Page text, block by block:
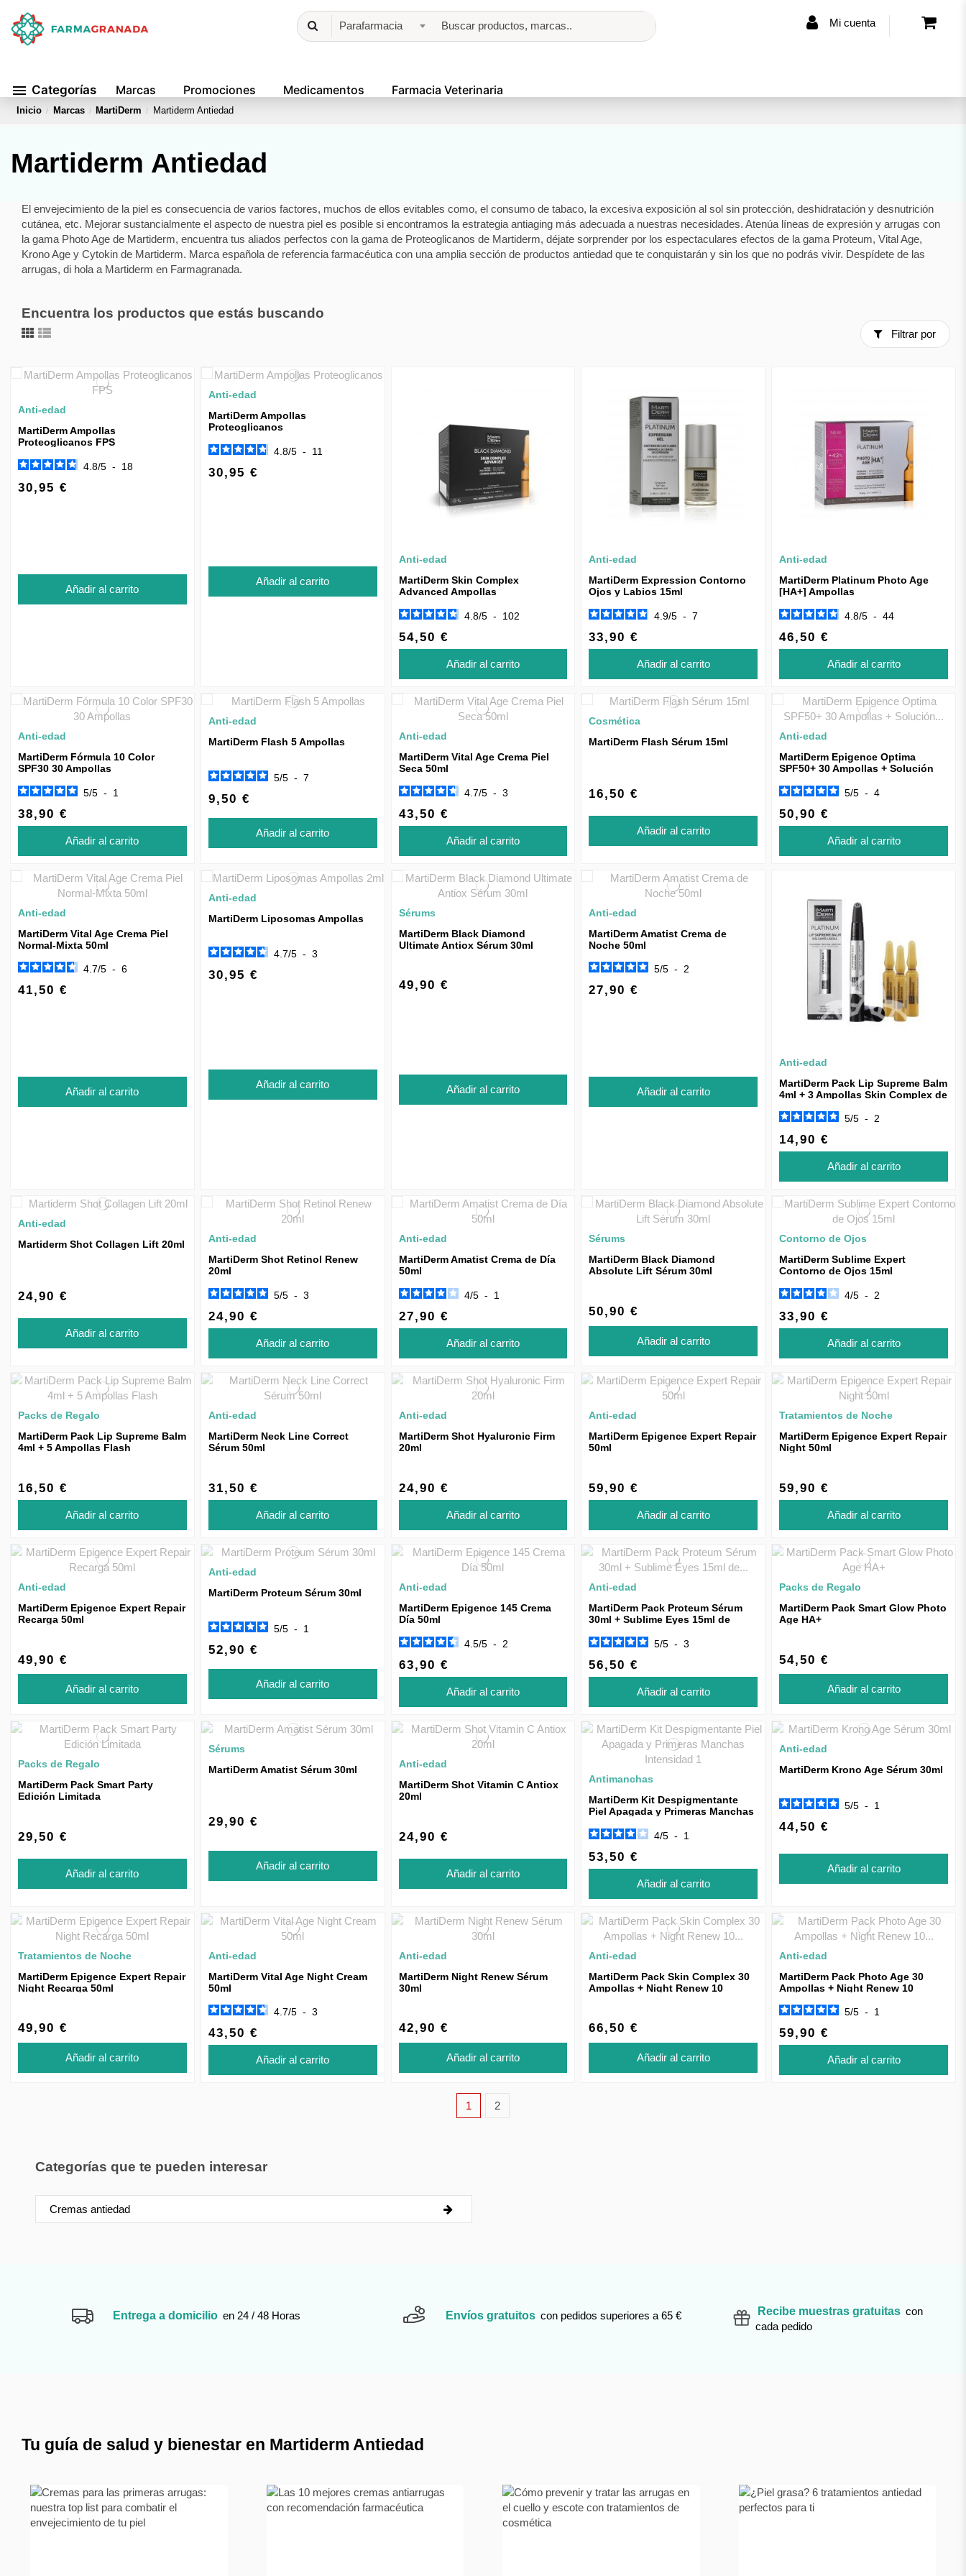
menu Categorías Marcas Promociones Medicamentos Farmacia Veterinaria
Parafarmacia Mi cuenta
Inicio Marcas MartiDerm Martiderm Antiedad
Martiderm Antiedad
El envejecimiento de la piel es consecuencia de varios factores, muchos de ellos evitables como, el consumo de tabaco, la excesiva exposición al sol sin protección, deshidratación y desnutrición
cutánea, etc. Mejorar sustancialmente el aspecto de nuestra piel es posible si encontramos la estrategia antiaging más adecuada a nuestras necesidades. Atenúa líneas de expresión y arrugas con
la gama Photo Age de Martiderm, encuentra tus aliados perfectos con la gama de Proteoglicanos de Martiderm, déjate sorprender por los espectaculares efectos de la gama Proteum, Vital Age,
Krono Age y Cytokin de Martiderm. Marca española de referencia farmacéutica con una amplia sección de productos antiedad que te conquistarán y sin los que no podrás vivir. Despídete de las
arrugas, di hola a Martiderm en Farmagranada.
Encuentra los productos que estás buscando
Filtrar por
Anti-edad
MartiDerm Ampollas
Proteoglicanos FPS
4.8/5 - 18
30,95 €
Añadir al carrito
Anti-edad
MartiDerm Ampollas
Proteoglicanos
4.8/5 - 11
30,95 €
Añadir al carrito
Anti-edad
MartiDerm Skin Complex
Advanced Ampollas
4.8/5 - 102
54,50 €
Añadir al carrito
Anti-edad
MartiDerm Expression Contorno
Ojos y Labios 15ml
4.9/5 - 7
33,90 €
Añadir al carrito
Anti-edad
MartiDerm Platinum Photo Age
[HA+] Ampollas
4.8/5 - 44
46,50 €
Añadir al carrito
Anti-edad
MartiDerm Fórmula 10 Color
SPF30 30 Ampollas
5/5 - 1
38,90 €
Añadir al carrito
Anti-edad
MartiDerm Flash 5 Ampollas
5/5 - 7
9,50 €
Añadir al carrito
Anti-edad
MartiDerm Vital Age Crema Piel
Seca 50ml
4.7/5 - 3
43,50 €
Añadir al carrito
Cosmética
MartiDerm Flash Sérum 15ml
16,50 €
Añadir al carrito
Anti-edad
MartiDerm Epigence Optima
SPF50+ 30 Ampollas + Solución
5/5 - 4
50,90 €
Añadir al carrito
Anti-edad
MartiDerm Vital Age Crema Piel
Normal-Mixta 50ml
4.7/5 - 6
41,50 €
Añadir al carrito
Anti-edad
MartiDerm Liposomas Ampollas
4.7/5 - 3
30,95 €
Añadir al carrito
Sérums
MartiDerm Black Diamond
Ultimate Antiox Sérum 30ml
49,90 €
Añadir al carrito
Anti-edad
MartiDerm Amatist Crema de
Noche 50ml
5/5 - 2
27,90 €
Añadir al carrito
Anti-edad
MartiDerm Pack Lip Supreme Balm
4ml + 3 Ampollas Skin Complex de
5/5 - 2
14,90 €
Añadir al carrito
Anti-edad
Martiderm Shot Collagen Lift 20ml
24,90 €
Añadir al carrito
Anti-edad
MartiDerm Shot Retinol Renew
20ml
5/5 - 3
24,90 €
Añadir al carrito
Anti-edad
MartiDerm Amatist Crema de Día
50ml
4/5 - 1
27,90 €
Añadir al carrito
Sérums
MartiDerm Black Diamond
Absolute Lift Sérum 30ml
50,90 €
Añadir al carrito
Contorno de Ojos
MartiDerm Sublime Expert
Contorno de Ojos 15ml
4/5 - 2
33,90 €
Añadir al carrito
Packs de Regalo
MartiDerm Pack Lip Supreme Balm
4ml + 5 Ampollas Flash
16,50 €
Añadir al carrito
Anti-edad
MartiDerm Neck Line Correct
Sérum 50ml
31,50 €
Añadir al carrito
Anti-edad
MartiDerm Shot Hyaluronic Firm
20ml
24,90 €
Añadir al carrito
Anti-edad
MartiDerm Epigence Expert Repair
50ml
59,90 €
Añadir al carrito
Tratamientos de Noche
MartiDerm Epigence Expert Repair
Night 50ml
59,90 €
Añadir al carrito
Anti-edad
MartiDerm Epigence Expert Repair
Recarga 50ml
49,90 €
Añadir al carrito
Anti-edad
MartiDerm Proteum Sérum 30ml
5/5 - 1
52,90 €
Añadir al carrito
Anti-edad
MartiDerm Epigence 145 Crema
Día 50ml
4.5/5 - 2
63,90 €
Añadir al carrito
Anti-edad
MartiDerm Pack Proteum Sérum
30ml + Sublime Eyes 15ml de
5/5 - 3
56,50 €
Añadir al carrito
Packs de Regalo
MartiDerm Pack Smart Glow Photo
Age HA+
54,50 €
Añadir al carrito
Packs de Regalo
MartiDerm Pack Smart Party
Edición Limitada
29,50 €
Añadir al carrito
Sérums
MartiDerm Amatist Sérum 30ml
29,90 €
Añadir al carrito
Anti-edad
MartiDerm Shot Vitamin C Antiox
20ml
24,90 €
Añadir al carrito
Antimanchas
MartiDerm Kit Despigmentante
Piel Apagada y Primeras Manchas
4/5 - 1
53,50 €
Añadir al carrito
Anti-edad
MartiDerm Krono Age Sérum 30ml
5/5 - 1
44,50 €
Añadir al carrito
Tratamientos de Noche
MartiDerm Epigence Expert Repair
Night Recarga 50ml
49,90 €
Añadir al carrito
Anti-edad
MartiDerm Vital Age Night Cream
50ml
4.7/5 - 3
43,50 €
Añadir al carrito
Anti-edad
MartiDerm Night Renew Sérum
30ml
42,90 €
Añadir al carrito
Anti-edad
MartiDerm Pack Skin Complex 30
Ampollas + Night Renew 10
66,50 €
Añadir al carrito
Anti-edad
MartiDerm Pack Photo Age 30
Ampollas + Night Renew 10
75ml...
5/5 - 1
59,90 €
Añadir al carrito
1 2
Categorías que te pueden interesar
Cremas antiedad
Entrega a domicilio en 24 / 48 Horas Envíos gratuitos con pedidos superiores a 65 € Recibe muestras gratuitas con
cada pedido
Tu guía de salud y bienestar en Martiderm Antiedad